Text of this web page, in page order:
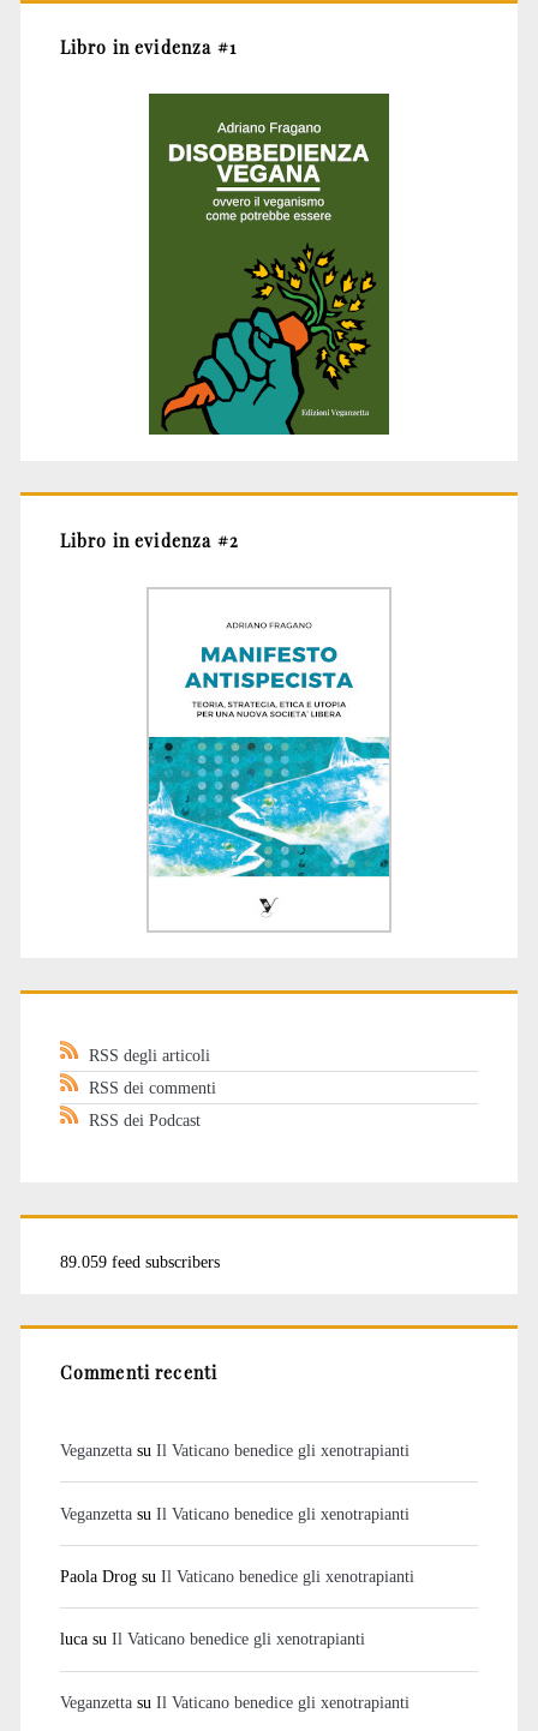
Libro in evidenza #1
Libro in evidenza #2
RSS degli articoli
RSS dei commenti
RSS dei Podcast
89.059 feed subscribers
Commenti recenti
Veganzettasu Il Vaticano benedice gli xenotrapianti
Veganzettasu Il Vaticano benedice gli xenotrapianti
Paola Drogsu Il Vaticano benedice gli xenotrapianti
lucasu Il Vaticano benedice gli xenotrapianti
Veganzettasu Il Vaticano benedice gli xenotrapianti